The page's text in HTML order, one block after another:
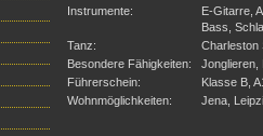
Instrumente:
E-Gitarre,
Bass,
Tanz:
Charleston
Besondere Fähigkeiten:
Jonglieren,
Führerschein:
Klasse B,
Wohnmöglichkeiten:
Jena,